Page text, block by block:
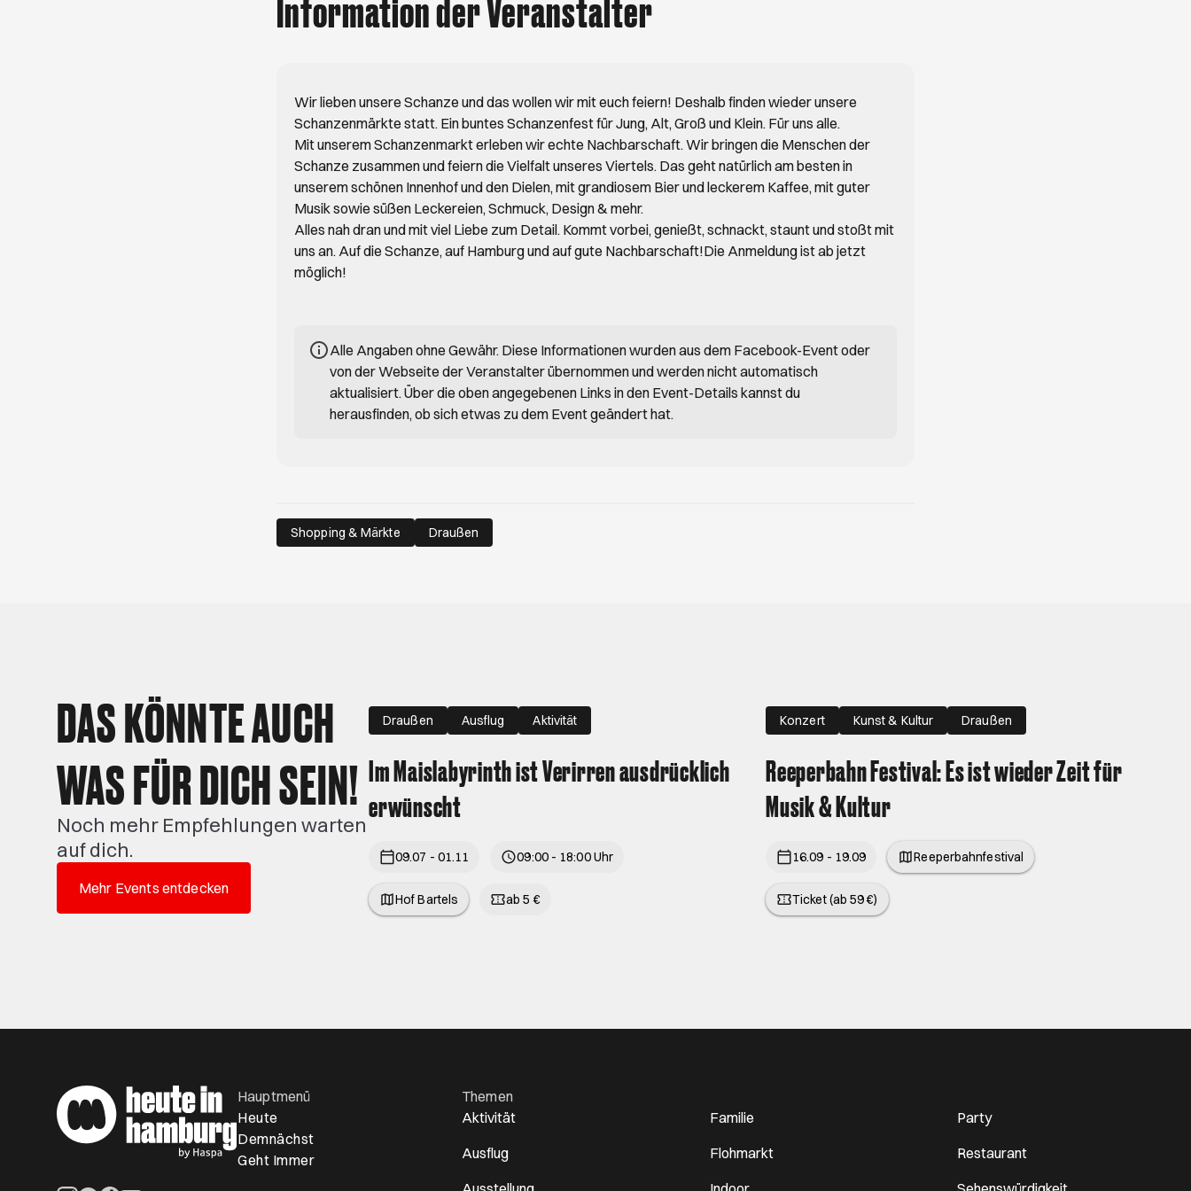
Wir lieben unsere Schanze und das wollen wir mit euch feiern! Deshalb finden wieder unsere
Schanzenmärkte statt. Ein buntes Schanzenfest für Jung, Alt, Groß und Klein. Für uns alle.
Mit unserem Schanzenmarkt erleben wir echte Nachbarschaft. Wir bringen die Menschen der
Schanze zusammen und feiern die Vielfalt unseres Viertels. Das geht natürlich am besten in
unserem schönen Innenhof und den Dielen, mit grandiosem Bier und leckerem Kaffee, mit guter
Musik sowie süßen Leckereien, Schmuck, Design & mehr.
Alles nah dran und mit viel Liebe zum Detail. Kommt vorbei, genießt, schnackt, staunt und stoßt mit
uns an. Auf die Schanze, auf Hamburg und auf gute Nachbarschaft!Die Anmeldung ist ab jetzt
möglich!
Alle Angaben ohne Gewähr. Diese Informationen wurden aus dem Facebook-Event oder
von der Webseite der Veranstalter übernommen und werden nicht automatisch
aktualisiert. Über die oben angegebenen Links in den Event-Details kannst du
herausfinden, ob sich etwas zu dem Event geändert hat.
Shopping & Märkte Draußen
DAS KÖNNTE AUCH
WAS FÜR DICH SEIN!
Noch mehr Empfehlungen warten
auf dich.
Mehr Events entdecken
Draußen Ausflug Aktivität
Im Maislabyrinth ist Verirren ausdrücklich
erwünscht
09.07 - 01.11 09:00 - 18:00 Uhr
Hof Bartels ab 5 €
Konzert Kunst & Kultur Draußen
Reeperbahn Festival: Es ist wieder Zeit für
Musik & Kultur
16.09 - 19.09 Reeperbahnfestival
Ticket (ab 59 €)
Hauptmenü
Heute
Demnächst
Geht Immer
Themen
Aktivität
Ausflug
Familie
Flohmarkt
Party
Restaurant